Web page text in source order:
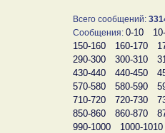
Всего сообщений:
Сообщения: 0-10
150-160
160-170
290-300
300-310
430-440
440-450
570-580
580-590
710-720
720-730
850-860
860-870
990-1000
1000-1010